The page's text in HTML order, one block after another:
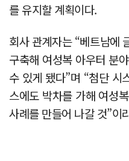
를 유지할 계획이다.
회사 관계자는 “베트남에
구축해 여성복 아우터 분
수 있게 됐다”며 “첨단 시
스에도 박차를 가해 여성
사례를 만들어 나갈 것”이